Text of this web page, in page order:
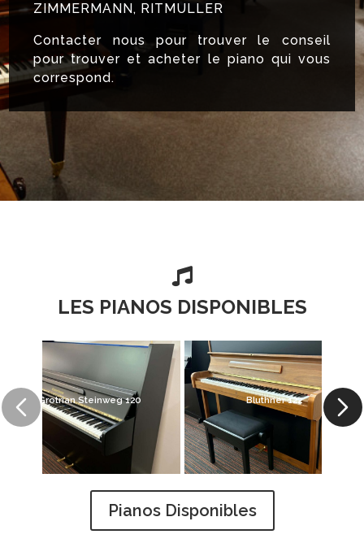
ZIMMERMANN, RITMULLER
Contacter nous pour trouver le conseil
pour trouver et acheter le piano qui vous
correspond.

LES PIANOS DISPONIBLES
Grotrian Steinweg 120 Bluthner 122
Pianos Disponibles